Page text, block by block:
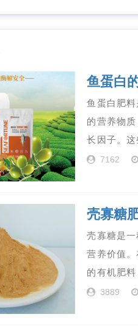
鱼蛋白
鱼蛋白肥
的营养物
长因子。这
7162
壳寡糖
壳寡糖是
营养价值
的有机肥料
3889